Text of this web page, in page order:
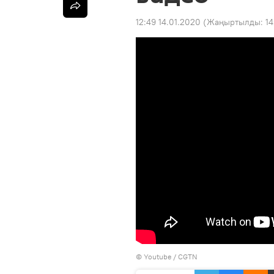
12:49 14.01.2020 (Жаңыртылды:
© Youtube / CGTN